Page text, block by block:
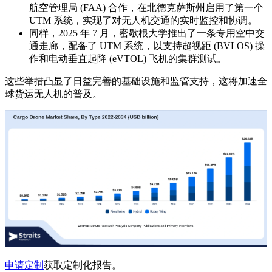
航空管理局 (FAA) 合作，在北德克萨斯州启用了第一个
UTM 系统，实现了对无人机交通的实时监控和协调。
同样，2025 年 7 月，密歇根大学推出了一条专用空中交
通走廊，配备了 UTM 系统，以支持超视距 (BVLOS) 操
作和电动垂直起降 (eVTOL) 飞机的集群测试。
这些举措凸显了日益完善的基础设施和监管支持，这将加速全
球货运无人机的普及。
申请定制 获取定制化报告。